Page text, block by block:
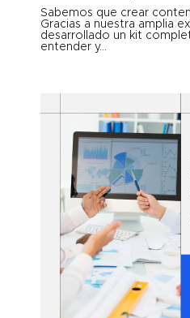
Sabemos que crear
Gracias a nuestra amplia
desarrollado un kit
entender y...